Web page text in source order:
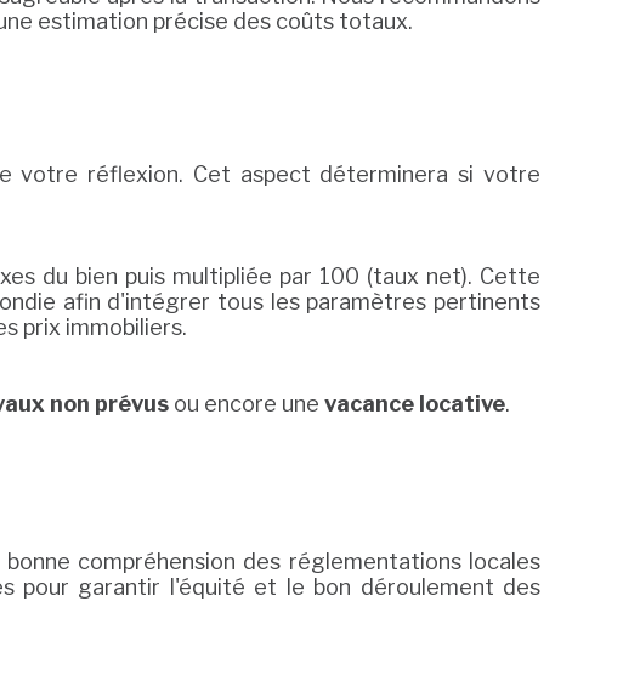
estimation précise des coûts totaux.
votre réflexion. Cet aspect déterminera si votre
du bien puis multipliée par 100 (taux net). Cette
afin d'intégrer tous les paramètres pertinents
prix immobiliers.
non prévus ou encore une vacance locative.
compréhension des réglementations locales
pour garantir l'équité et le bon déroulement des